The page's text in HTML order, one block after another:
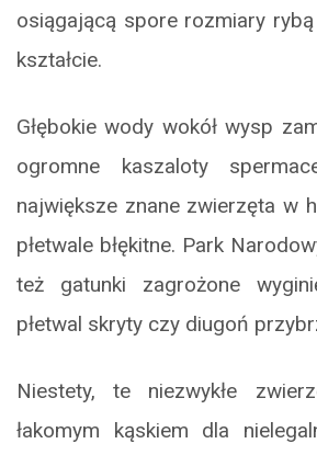
osiągającą spore rozmiary
kształcie.
Głębokie wody wokół wysp
ogromne kaszaloty
największe znane zwierzęta w
płetwale błękitne. Park
też gatunki zagrożone
płetwal skryty czy diugoń
Niestety, te niezwykłe
łakomym kąskiem dla